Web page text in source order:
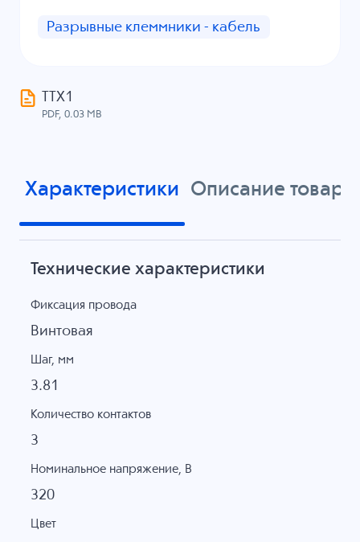
Разрывные клеммники - кабель
ТТХ1
PDF, 0.03 MB
Характеристики Описание товара
Технические характеристики
Фиксация провода
Винтовая
Шаг, мм
3.81
Количество контактов
3
Номинальное напряжение, B
320
Цвет